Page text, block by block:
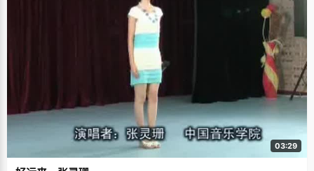
03:29